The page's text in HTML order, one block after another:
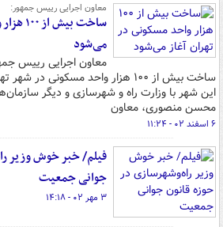
معاون اجرایی رییس جمهور:
ساخت
می‌شود
معاون اجرایی رییس
ساخت بیش از ۱۰۰ هزار واحد مسکونی
این شهر با وزارت راه و شهرسازی و دیگر
محسن منصوری، معاون
۶ اسفند ۰۲ - ۱۱:۲۴
فیلم/ خبر خوش وزیر
جوانی جمعیت
۳ مهر ۰۲ - ۱۴:۱۸